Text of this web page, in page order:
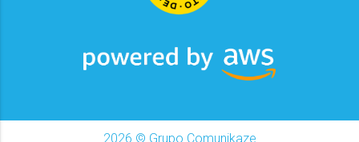
2026 © Grupo Comunikaze